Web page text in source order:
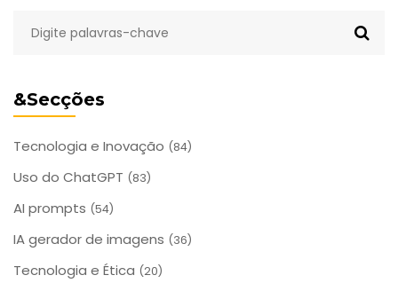
&Secções
Tecnologia e Inovação (84)
Uso do ChatGPT (83)
AI prompts (54)
IA gerador de imagens (36)
Tecnologia e Ética (20)